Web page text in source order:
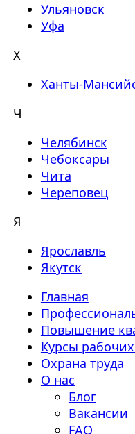
Ульяновск
Уфа
Х
Ханты-
Ч
Челябинск
Чебоксары
Чита
Череповец
Я
Ярославль
Якутск
Главная
Повышение
Курсы
Охрана труда
О нас
Блог
Вакансии
FAQ